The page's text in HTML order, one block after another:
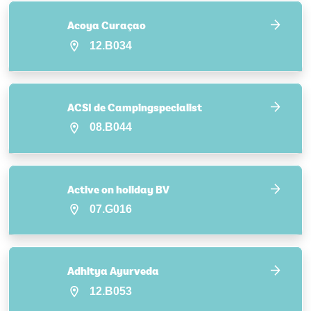
Acoya Curaçao
12.B034
ACSI de Campingspecialist
08.B044
Active on holiday BV
07.G016
Adhitya Ayurveda
12.B053